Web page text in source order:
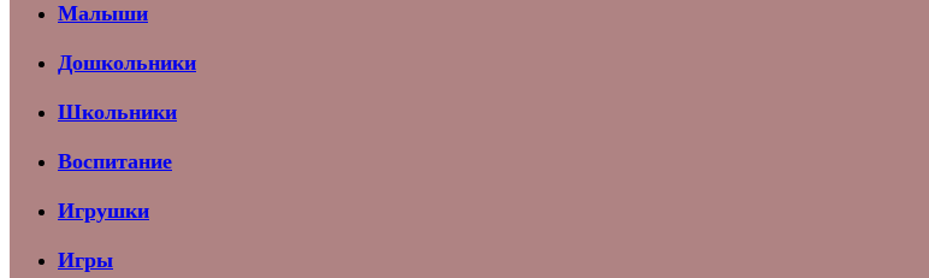
Малыши
Дошкольники
Школьники
Воспитание
Игрушки
Игры